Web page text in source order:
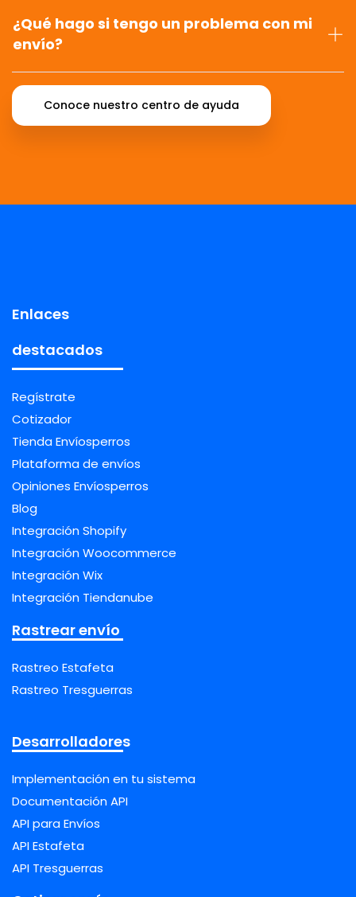
¿Qué hago si tengo un problema con mi
envío?
Conoce nuestro centro de ayuda
Enlaces
destacados
Regístrate
Cotizador
Tienda Envíosperros
Plataforma de envíos
Opiniones Envíosperros
Blog
Integración Shopify
Integración Woocommerce
Integración Wix
Integración Tiendanube
Rastrear envío
Rastreo Estafeta
Rastreo Tresguerras
Desarrolladores
Implementación en tu sistema
Documentación API
API para Envíos
API Estafeta
API Tresguerras